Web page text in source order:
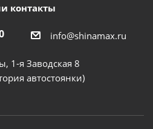
контакты
info@shinamax.ru
1-я Заводская 8
автостоянки)